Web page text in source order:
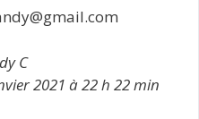
C
2021 à 22 h 22 min